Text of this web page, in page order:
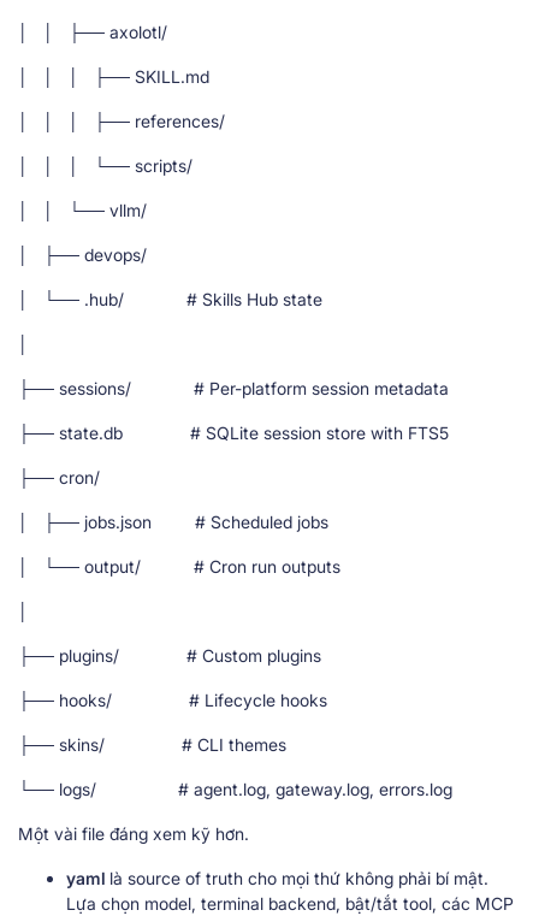
│ │ ├── axolotl/
│ │ │ ├── SKILL.md
│ │ │ ├── references/
│ │ │ └── scripts/
│ │ └── vllm/
│ ├── devops/
│ └── .hub/ # Skills Hub state
├── sessions/ # Per-platform session metadata
├── state.db # SQLite session store with FTS5
├── cron/
│ ├── jobs.json # Scheduled jobs
│ └── output/ # Cron run outputs
├── plugins/ # Custom plugins
├── hooks/ # Lifecycle hooks
├── skins/ # CLI themes
└── logs/ # agent.log, gateway.log, errors.log
Một vài file đáng xem kỹ hơn.
yaml là source of truth cho mọi thứ không phải bí mật.
Lựa chọn model, terminal backend, bật/tắt tool, các MCP